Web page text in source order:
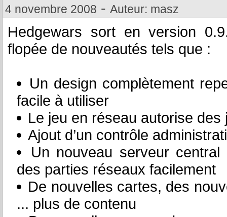
4 novembre 2008 - Auteur: masz
Hedgewars sort en version
flopée de nouveautés tels que :
Un design complètement
facile à utiliser
Le jeu en réseau autorise
Ajout d’un contrôle
Un nouveau serveur
des parties réseaux facilement
De nouvelles cartes, des
... plus de contenu